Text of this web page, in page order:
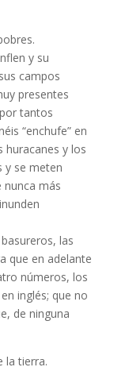
y su
campos
presentes
tantos
“enchufe” en
huracanes y los
y se meten
nunca más
las
que en adelante
números, los
inglés; que no
de ninguna
la tierra.